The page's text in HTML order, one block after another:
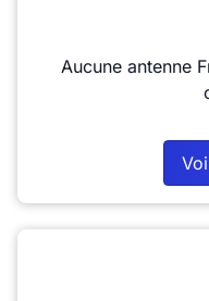
Aucune antenne